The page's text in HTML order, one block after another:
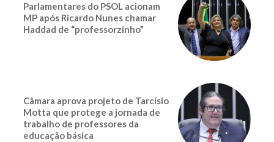
Parlamentares do PSOL acionam
MP após Ricardo Nunes chamar
Haddad de “professorzinho”
Câmara aprova projeto de Tarcísio
Motta que protege a jornada de
trabalho de professores da
educação básica